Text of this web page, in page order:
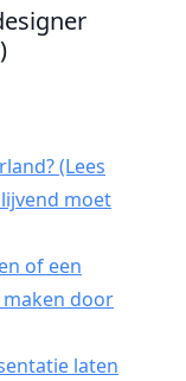
(Lees
moet
of een
door
laten